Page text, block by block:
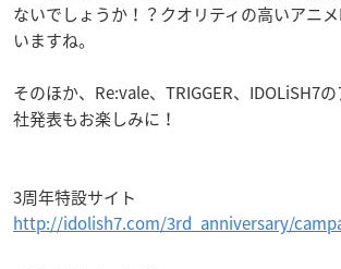
ないでしょうか！？クオリティの高いアニ
いますね。
そのほか、Re:vale、TRIGGER、IDOLiSH7
社発表もお楽しみに！
3周年特設サイト
http://idolish7.com/3rd_anniversary/